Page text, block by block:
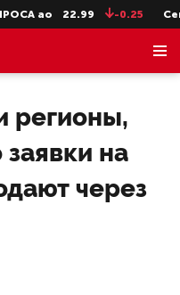
ао 22.99 -0.25
регионы,
заявки на
через